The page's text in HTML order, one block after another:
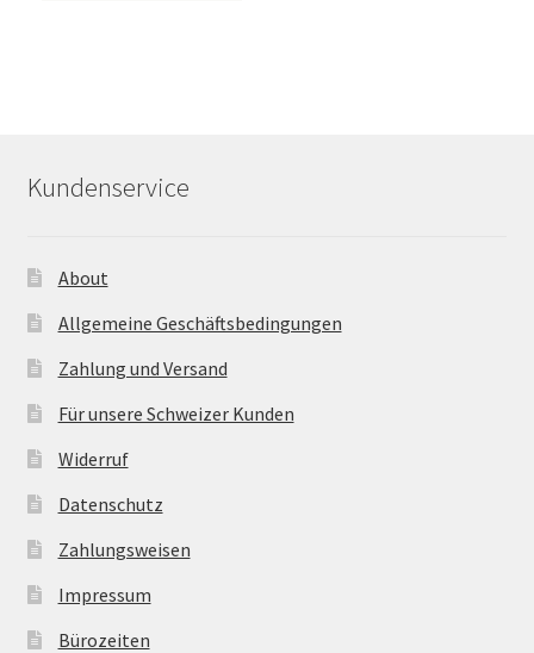
Kundenservice
About
Allgemeine Geschäftsbedingungen
Zahlung und Versand
Für unsere Schweizer Kunden
Widerruf
Datenschutz
Zahlungsweisen
Impressum
Bürozeiten